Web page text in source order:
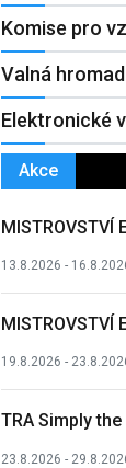
Komise pro
Valná
Elektronické
Akce
MISTROVSTVÍ
13.8.2026 -
MISTROVSTVÍ
19.8.2026 -
TRA Simply
23.8.2026 -